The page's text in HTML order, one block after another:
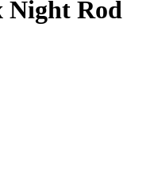
Night Rod